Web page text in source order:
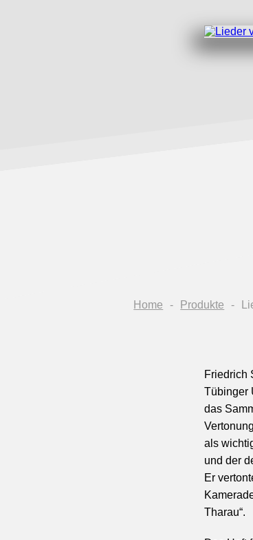
Home Produkte
Friedrich
Tübinger
das
als
und der
Er
Tharau“.